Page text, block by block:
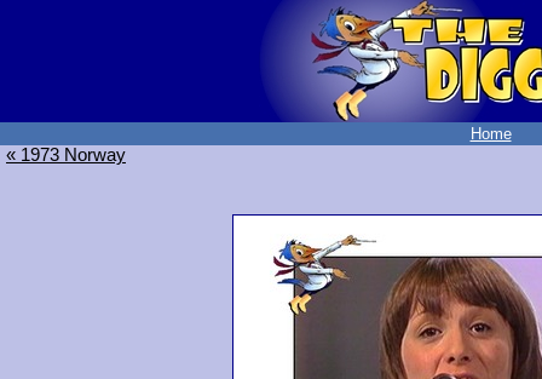
Home
« 1973 Norway